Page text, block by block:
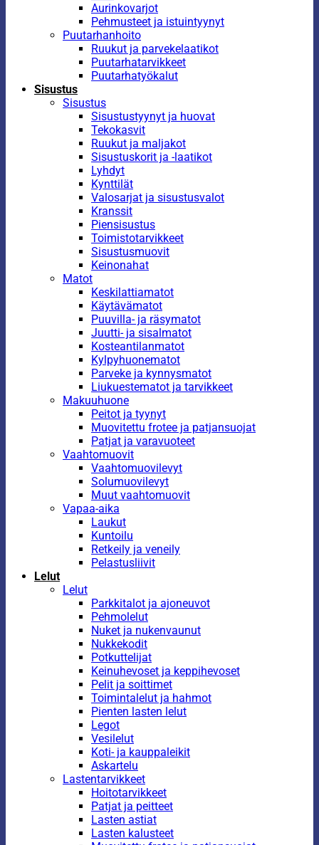
Aurinkovarjot
Pehmusteet ja istuintyynyt
Puutarhanhoito
Ruukut ja parvekelaatikot
Puutarhatarvikkeet
Puutarhatyökalut
Sisustus
Sisustus
Sisustustyynyt ja huovat
Tekokasvit
Ruukut ja maljakot
Sisustuskorit ja -laatikot
Lyhdyt
Kynttilät
Valosarjat ja sisustusvalot
Kranssit
Piensisustus
Toimistotarvikkeet
Sisustusmuovit
Keinonahat
Matot
Keskilattiamatot
Käytävämatot
Puuvilla- ja räsymatot
Juutti- ja sisalmatot
Kosteantilanmatot
Kylpyhuonematot
Parveke ja kynnysmatot
Liukuestematot ja tarvikkeet
Makuuhuone
Peitot ja tyynyt
Muovitettu frotee ja patjansuojat
Patjat ja varavuoteet
Vaahtomuovit
Vaahtomuovilevyt
Solumuovilevyt
Muut vaahtomuovit
Vapaa-aika
Laukut
Kuntoilu
Retkeily ja veneily
Pelastusliivit
Lelut
Lelut
Parkkitalot ja ajoneuvot
Pehmolelut
Nuket ja nukenvaunut
Nukkekodit
Potkuttelijat
Keinuhevoset ja keppihevoset
Pelit ja soittimet
Toimintalelut ja hahmot
Pienten lasten lelut
Legot
Vesilelut
Koti- ja kauppaleikit
Askartelu
Lastentarvikkeet
Hoitotarvikkeet
Patjat ja peitteet
Lasten astiat
Lasten kalusteet